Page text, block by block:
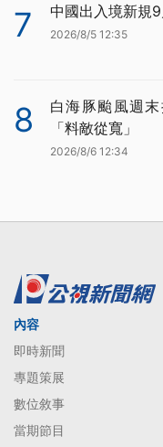
7 中國出入境新規
2026/8/5 12:35
8
白海豚颱風週
「料敵從寬」
2026/8/6 12:34
內容
即時新聞
專題策展
數位敘事
當期節目